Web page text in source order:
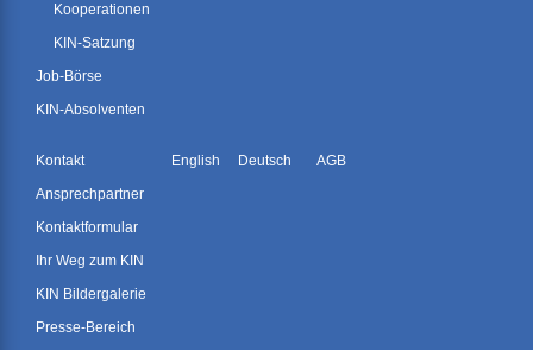
Kooperationen
KIN-Satzung
Job-Börse
KIN-Absolventen
Kontakt
Ansprechpartner
Kontaktformular
Ihr Weg zum KIN
KIN Bildergalerie
Presse-Bereich
English Deutsch AGB